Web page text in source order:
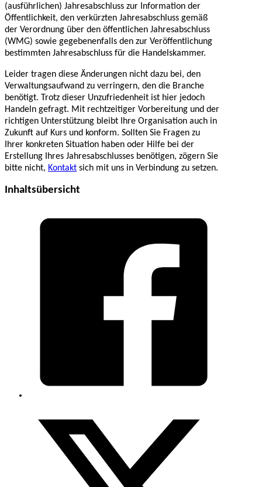
(ausführlichen) Jahresabschluss zur Information der
Öffentlichkeit, den verkürzten Jahresabschluss gemäß
der Verordnung über den öffentlichen Jahresabschluss
(WMG) sowie gegebenenfalls den zur Veröffentlichung
bestimmten Jahresabschluss für die Handelskammer.
Leider tragen diese Änderungen nicht dazu bei, den
Verwaltungsaufwand zu verringern, den die Branche
benötigt. Trotz dieser Unzufriedenheit ist hier jedoch
Handeln gefragt. Mit rechtzeitiger Vorbereitung und der
richtigen Unterstützung bleibt Ihre Organisation auch in
Zukunft auf Kurs und konform. Sollten Sie Fragen zu
Ihrer konkreten Situation haben oder Hilfe bei der
Erstellung Ihres Jahresabschlusses benötigen, zögern Sie
bitte nicht, Kontakt sich mit uns in Verbindung zu setzen.
Inhaltsübersicht